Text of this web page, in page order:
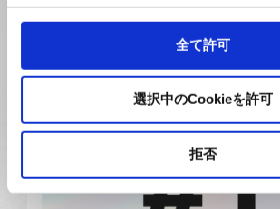
全て許可
選択中のCookieを許可
拒否